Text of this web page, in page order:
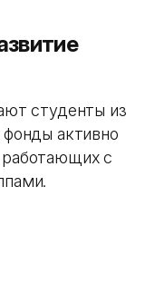
студенты из
активно
с